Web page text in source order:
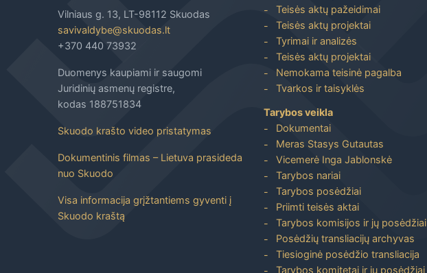
Vilniaus g. 13, LT-98112 Skuodas
savivaldybe@skuodas.lt
+370 440 73932
Duomenys kaupiami ir saugomi
Juridinių asmenų registre,
kodas 188751834
Skuodo krašto video pristatymas
Dokumentinis filmas – Lietuva prasideda
nuo Skuodo
Visa informacija grįžtantiems gyventi į
Skuodo kraštą
Teisės aktų pažeidimai
Teisės aktų projektai
Tyrimai ir analizės
Teisės aktų projektai
Nemokama teisinė pagalba
Tvarkos ir taisyklės
Tarybos veikla
Dokumentai
Meras Stasys Gutautas
Vicemerė Inga Jablonskė
Tarybos nariai
Tarybos posėdžiai
Priimti teisės aktai
Tarybos komisijos ir jų posėdžiai
Posėdžių transliacijų archyvas
Tiesioginė posėdžio transliacija
Tarybos komitetai ir jų posėdžiai